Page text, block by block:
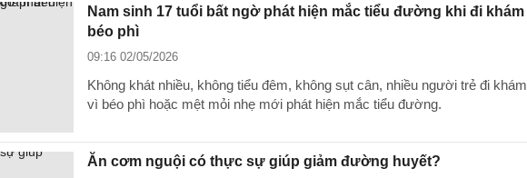
Nam sinh 17 tuổi bất ngờ phát hiện mắc tiểu đường khi đi khám
béo phì
09:16 02/05/2026
Không khát nhiều, không tiểu đêm, không sụt cân, nhiều người trẻ đi khám
vì béo phì hoặc mệt mỏi nhẹ mới phát hiện mắc tiểu đường.
Ăn cơm nguội có thực sự giúp giảm đường huyết?